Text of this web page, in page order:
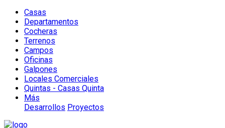
Casas
Departamentos
Cocheras
Terrenos
Campos
Oficinas
Galpones
Locales Comerciales
Quintas - Casas Quinta
Más
Desarrollos Proyectos